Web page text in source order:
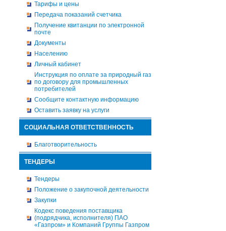
Тарифы и цены
Передача показаний счетчика
Получение квитанции по электронной
почте
Документы
Населению
Личный кабинет
Инструкция по оплате за природный газ
по договору для промышленных
потребителей
Сообщите контактную информацию
Оставить заявку на услуги
СОЦИАЛЬНАЯ ОТВЕТСТВЕННОСТЬ
Благотворительность
ТЕНДЕРЫ
Тендеры
Положение о закупочной деятельности
Закупки
Кодекс поведения поставщика
(подрядчика, исполнителя) ПАО
«Газпром» и Компаний Группы Газпром